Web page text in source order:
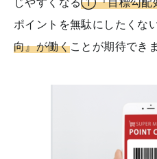
ポイントを無駄にしたくな
向』が働くことが期待でき